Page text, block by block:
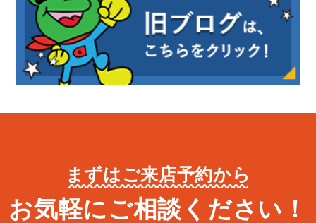
まずはご来店予約から
お気軽にご相談ください！